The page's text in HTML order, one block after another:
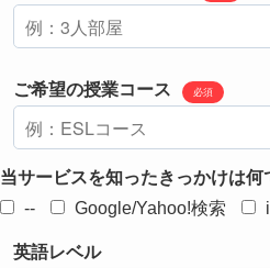
ご希望の授業コース 必須
当サービスを知ったきっかけは何
-- Google/Yahoo!検索
英語レベル